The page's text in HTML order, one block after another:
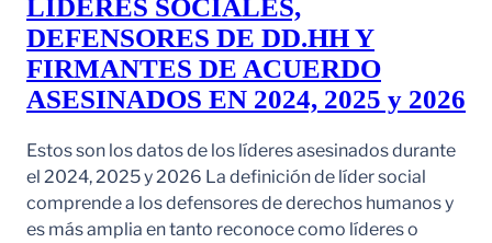
LÍDERES SOCIALES,
DEFENSORES DE DD.HH Y
FIRMANTES DE ACUERDO
ASESINADOS EN 2024, 2025 y 2026
Estos son los datos de los líderes asesinados durante
el 2024, 2025 y 2026 La definición de líder social
comprende a los defensores de derechos humanos y
es más amplia en tanto reconoce como líderes o